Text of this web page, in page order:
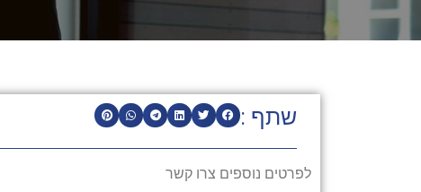
שתף :
לפרטים נוספים צרו קשר